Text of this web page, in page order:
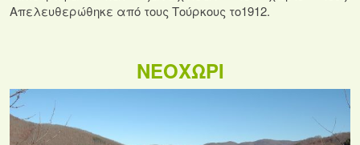
Απελευθερώθηκε από τους Τούρκους το1912.
ΝΕΟΧΩΡΙ